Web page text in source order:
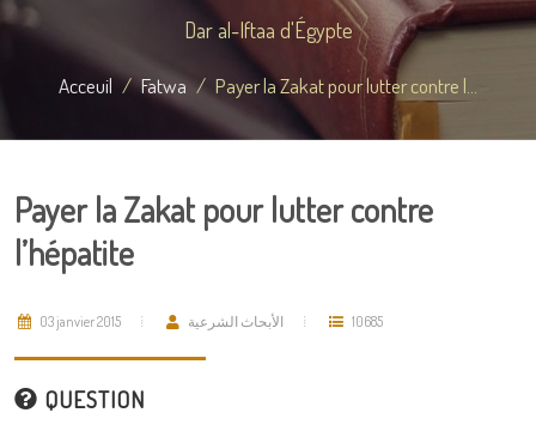
Dar al-Iftaa d'Égypte
Acceuil Fatwa Payer la Zakat pour lutter contre l...
Payer la Zakat pour lutter contre
l’hépatite
03 janvier 2015 الأبحاث الشرعية 10685
QUESTION